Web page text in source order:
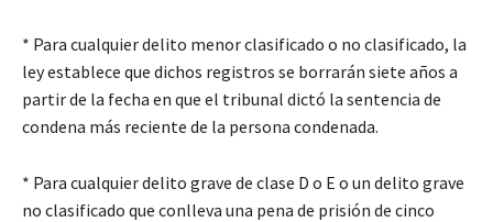
* Para cualquier delito menor clasificado o no clasificado, la
ley establece que dichos registros se borrarán siete años a
partir de la fecha en que el tribunal dictó la sentencia de
condena más reciente de la persona condenada.
* Para cualquier delito grave de clase D o E o un delito grave
no clasificado que conlleva una pena de prisión de cinco